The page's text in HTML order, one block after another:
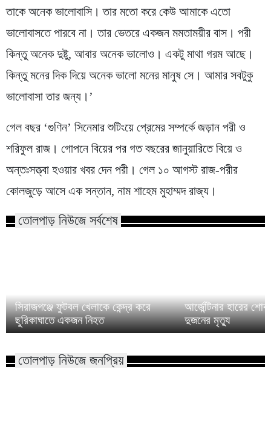
তাকে অনেক ভালোবাসি। তার মতো করে কেউ আমাকে এতো
ভালোবাসতে পারবে না। তার ভেতরে একজন মমতাময়ীর বাস। পরী
কিন্তু অনেক দুষ্টু, আবার অনেক ভালোও। একটু মাথা গরম আছে।
কিন্তু মনের দিক দিয়ে অনেক ভালো মনের মানুষ সে। আমার সবটুকু
ভালোবাসা তার জন্য।’
গেল বছর ‘গুণিন’ সিনেমার শুটিংয়ে প্রেমের সম্পর্কে জড়ান পরী ও
শরিফুল রাজ। গোপনে বিয়ের পর গত বছরের জানুয়ারিতে বিয়ে ও
অন্তঃসত্ত্বা হওয়ার খবর দেন পরী। গেল ১০ আগস্ট রাজ-পরীর
কোলজুড়ে আসে এক সন্তান, নাম শাহেম মুহাম্মদ রাজ্য।
তোলপাড় নিউজে সর্বশেষ
সিরাজগঞ্জে ফুটবল খেলাকে কেন্দ্র করে
ছুরিকাঘাতে একজন নিহত
আর্জেন্টিনার হারের
দুজনের মৃত্যু
তোলপাড় নিউজে জনপ্রিয়